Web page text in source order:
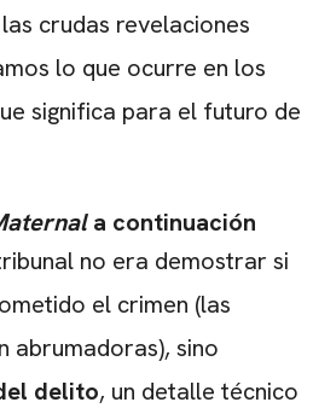
crudas revelaciones
lo que ocurre en los
significa para el futuro de
a continuación
no era demostrar si
el crimen (las
abrumadoras), sino
delito, un detalle técnico